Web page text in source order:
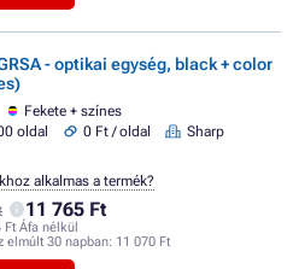
- optikai egység, black + color
Fekete + színes
oldal
0 Ft / oldal Sharp
11 765 Ft
Ft Áfa nélkül
elmúlt 30 napban: 11 070 Ft
alkalmas a termék?